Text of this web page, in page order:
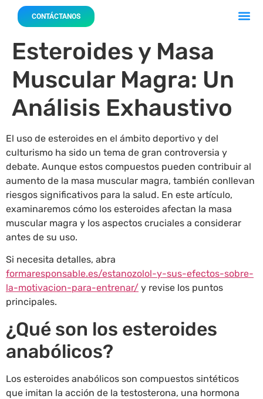
CONTÁCTANOS
Esteroides y Masa
Muscular Magra: Un
Análisis Exhaustivo
El uso de esteroides en el ámbito deportivo y del
culturismo ha sido un tema de gran controversia y
debate. Aunque estos compuestos pueden contribuir al
aumento de la masa muscular magra, también conllevan
riesgos significativos para la salud. En este artículo,
examinaremos cómo los esteroides afectan la masa
muscular magra y los aspectos cruciales a considerar
antes de su uso.
Si necesita detalles, abra
formaresponsable.es/estanozolol-y-sus-efectos-sobre-
la-motivacion-para-entrenar/ y revise los puntos
principales.
¿Qué son los esteroides
anabólicos?
Los esteroides anabólicos son compuestos sintéticos
que imitan la acción de la testosterona, una hormona